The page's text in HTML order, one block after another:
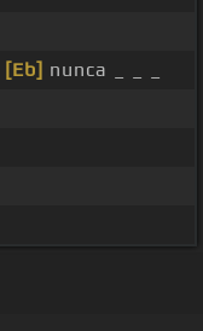
[Eb] nunca _ _ _